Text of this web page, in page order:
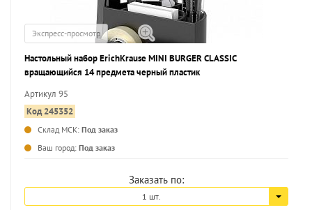
Экспресс-просмотр
Настольный набор ErichKrause MINI BURGER CLASSIC
вращающийся 14 предмета черный пластик
Артикул 95
Код 245352
Склад МСК: Под заказ
Ваш город: Под заказ
Заказать по:
1 шт.